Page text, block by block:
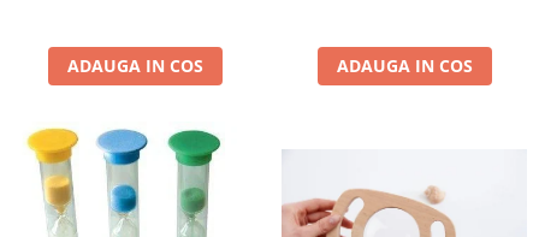
ADAUGA IN COS ADAUGA IN COS